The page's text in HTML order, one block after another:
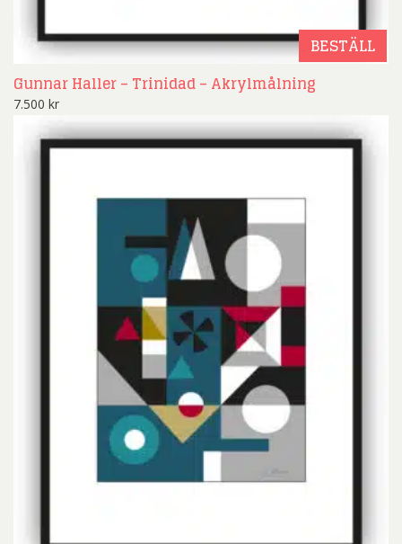
BESTÄLL
Gunnar Haller – Trinidad – Akrylmålning
7.500 kr